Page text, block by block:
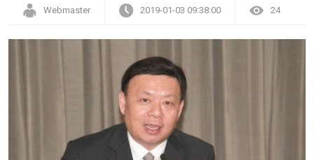
Webmaster 2019-01-03 09:38:00 24